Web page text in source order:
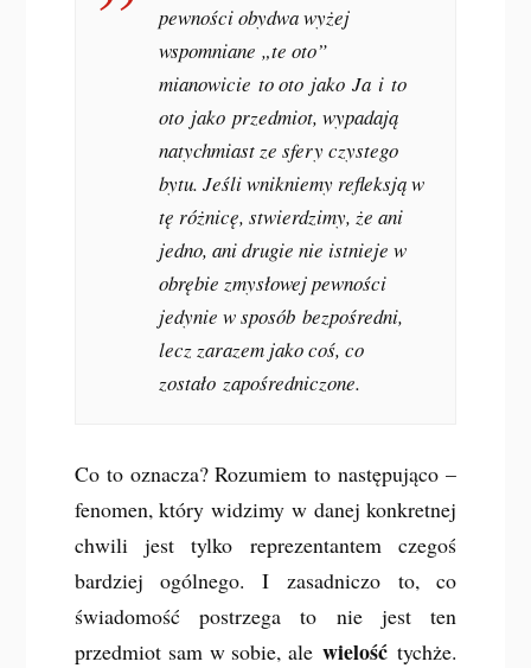
pewności obydwa wyżej
wspomniane „te oto”
mianowicie to oto jako Ja i to
oto jako przedmiot, wypadają
natychmiast ze sfery czystego
bytu. Jeśli wnikniemy refleksją w
tę różnicę, stwierdzimy, że ani
jedno, ani drugie nie istnieje w
obrębie zmysłowej pewności
jedynie w sposób bezpośredni,
lecz zarazem jako coś, co
zostało zapośredniczone.
Co to oznacza? Rozumiem to następująco –
fenomen, który widzimy w danej konkretnej
chwili jest tylko reprezentantem czegoś
bardziej ogólnego. I zasadniczo to, co
świadomość postrzega to nie jest ten
przedmiot sam w sobie, alewielośćtychże.